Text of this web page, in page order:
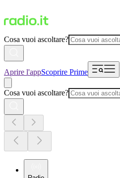
Cosa vuoi ascoltare?
Aprire l'appScoprire Prime
Cosa vuoi ascoltare?